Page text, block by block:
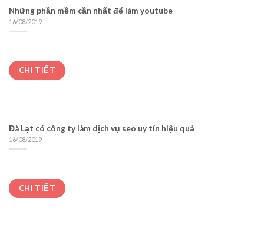
Những phần mềm cần nhất để làm youtube
16/08/2019
CHI TIẾT
Đà Lạt có công ty làm dịch vụ seo uy tín hiệu quả
16/08/2019
CHI TIẾT